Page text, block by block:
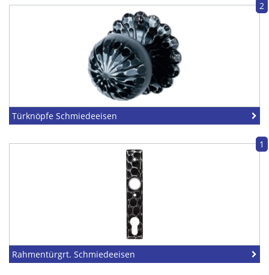
2
Türknöpfe Schmiedeeisen
1
Rahmentürgrt. Schmiedeeisen